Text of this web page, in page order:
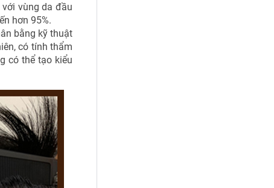
vùng da đầu
hơn 95%.
bằng kỹ thuật
có tính thẩm
có thể tạo kiểu